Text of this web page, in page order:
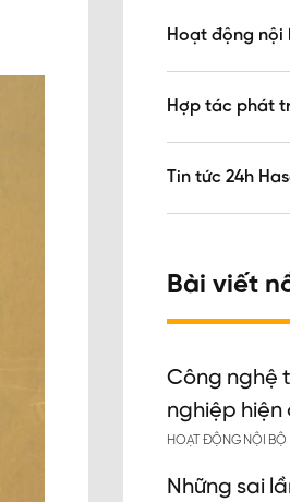
Hoạt động nội
Hợp tác phát
Tin tức 24h
Bài viết
Công nghệ
nghiệp hiện
HOẠT ĐỘNG NỘI BỘ
Những sai